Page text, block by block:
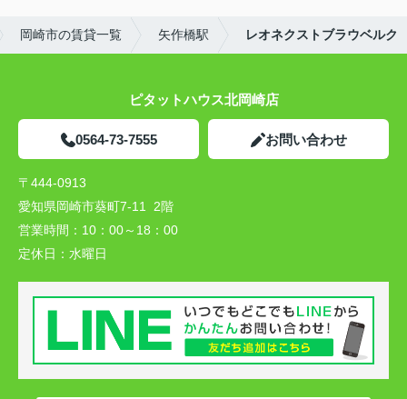
岡崎市の賃貸一覧 矢作橋駅 レオネクストブラウベルク
ピタットハウス北岡崎店
0564-73-7555 お問い合わせ
〒444-0913
愛知県岡崎市葵町7-11 2階
営業時間： 10：00～18：00
定休日： 水曜日